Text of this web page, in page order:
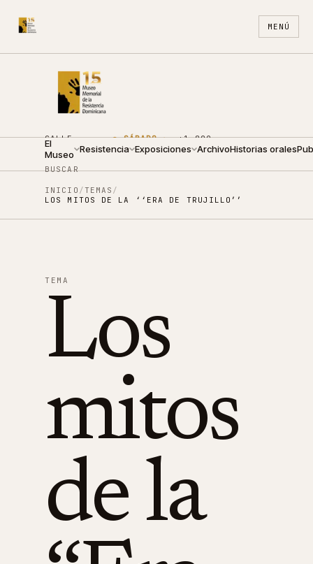
MENÚ
CALLE
ARZOBISPO
NOUEL 210
●SÁBADO ·
10:00 —
+1 809
688
ES EN
El
Museo Resistencia Exposiciones ArchivoHistorias orales
BUSCAR
INICIO / TEMAS /
LOS MITOS DE LA ‘‘ERA DE TRUJILLO’’
TEMA
Los
mitos
de la